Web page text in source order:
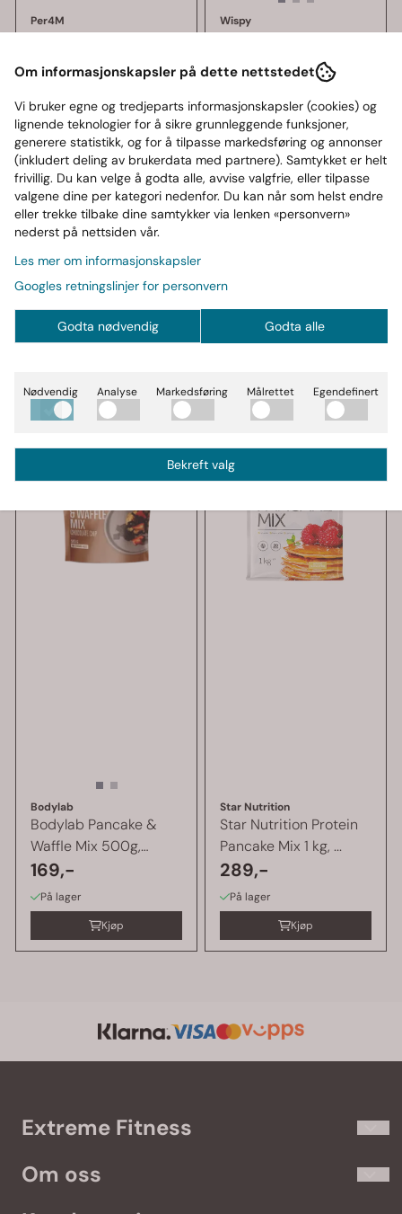
Per4M
Per4M Protein Pancake
proteinpannekaker
260,- 289,-
På lager
Kjøp
Wispy
Wispy Pancake &
Waffle Mix 500 g,
pannekake og ...
209,-
På lager
Kjøp
Bodylab
Bodylab Pancake &
Waffle Mix 500g,
pannekake & ...
169,-
På lager
Kjøp
Mengderabatt
Star Nutrition
Star Nutrition Protein
Pancake Mix 1 kg, ...
289,-
På lager
Kjøp
Extreme Fitness
virkelig elsker trening. Vi fører populære merker som
Olimp,
Om oss
Om informasjonskapsler på dette nettstedet
Vi bruker egne og tredjeparts informasjonskapsler (cookies) og
lignende teknologier for å sikre grunnleggende funksjoner,
generere statistikk, og for å tilpasse markedsføring og annonser
(inkludert deling av brukerdata med partnere). Samtykket er helt
frivillig. Du kan velge å godta alle, avvise valgfrie, eller tilpasse
valgene dine per kategori nedenfor. Du kan når som helst endre
eller trekke tilbake dine samtykker via lenken «personvern»
nederst på nettsiden vår.
Les mer om informasjonskapsler
Googles retningslinjer for personvern
Godta nødvendig Godta alle
Nødvendig Analyse Markedsføring Målrettet Egendefinert
Bekreft valg